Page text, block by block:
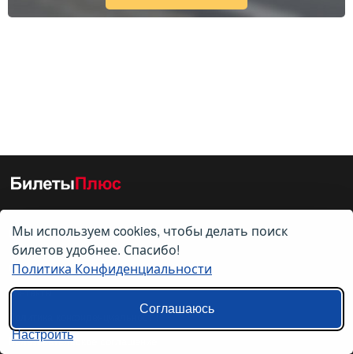
О нас
О компании
Контакты
Пользовательское соглашение
Мы используем cookies, чтобы делать поиск
билетов удобнее. Спасибо!
Политика Конфиденциальности
Соглашаюсь
Настроить